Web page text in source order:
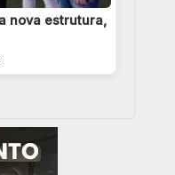
nova estrutura,